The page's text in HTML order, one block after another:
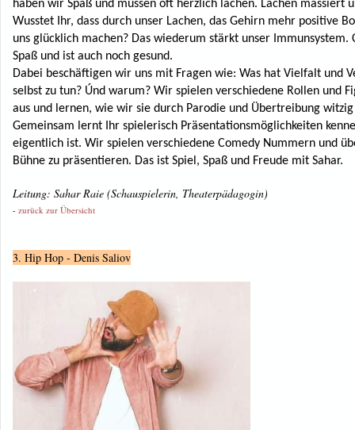
haben wir Spaß und müssen oft herzlich lachen. Lachen massiert
Wusstet Ihr, dass durch unser Lachen, das Gehirn mehr positive
uns glücklich machen? Das wiederum stärkt unser Immunsystem.
Spaß und ist auch noch gesund.
Dabei beschäftigen wir uns mit Fragen wie: Was hat Vielfalt und
selbst zu tun? Únd warum? Wir spielen verschiedene Rollen und
aus und lernen, wie wir sie durch Parodie und Übertreibung
Gemeinsam lernt Ihr spielerisch Präsentationsmöglichkeiten
eigentlich ist. Wir spielen verschiedene Comedy Nummern und
Bühne zu präsentieren. Das ist Spiel, Spaß und Freude mit Sahar.
Leitung: Sahar Raie (Schauspielerin, Theaterpädagogin)
- zurück zur Übersicht
3. Hip Hop - Denis Saliov